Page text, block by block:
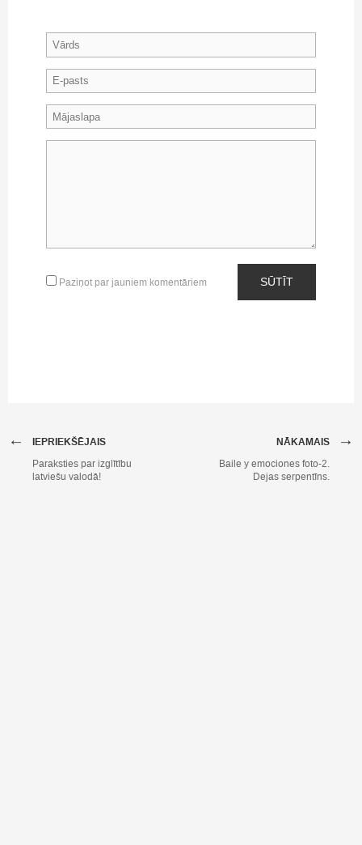
Paziņot par jauniem komentāriem SŪTĪT
IEPRIEKŠĒJAIS
←
Paraksties par izglītību
latviešu valodā!
NĀKAMAIS →
Baile y emociones foto-2.
Dejas serpentīns.